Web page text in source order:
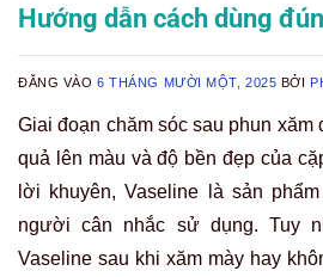
Hướng dẫn cách dùng
ĐĂNG VÀO6 THÁNG MƯỜI MỘT, 2025 BỞI
Giai đoạn chăm sóc sau phun xăm
quả lên màu và độ bền đẹp của
lời khuyên, Vaseline là sản
người cân nhắc sử dụng. Tuy
Vaseline sau khi xăm mày hay